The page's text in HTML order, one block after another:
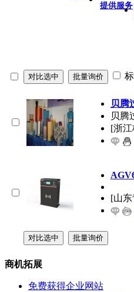
提供服务
贝腾
贝腾
[浙
[山
商机拓展
免费获得企业网站